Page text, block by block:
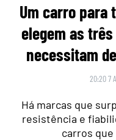
Um carro para
elegem as
necessitam
20:20 7
Há marcas que
resistência e
carros